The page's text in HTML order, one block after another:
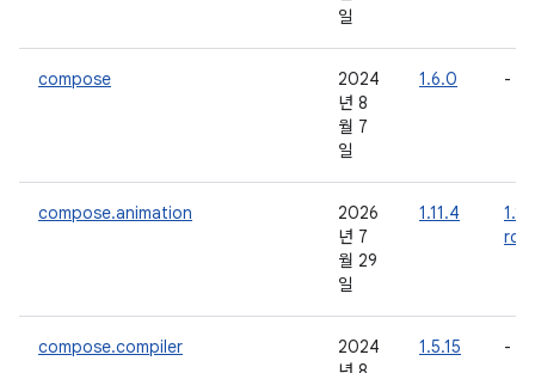
일
compose
2024
년 8
월 7
일
1.6.0 -
compose.animation
2026
년 7
월 29
일
1.11.4
compose.compiler
2024
1.5.15 -